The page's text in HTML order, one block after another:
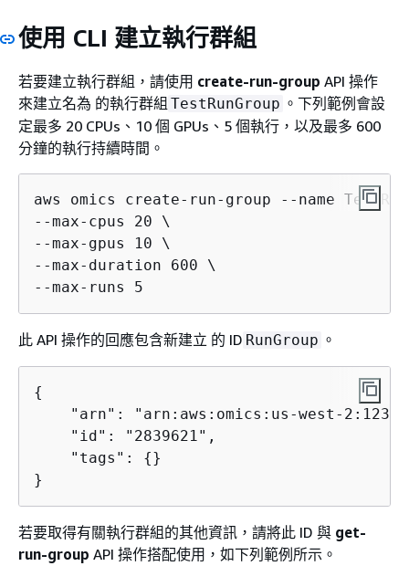
使用 CLI 建立執行群組
若要建立執行群組，請使用 create-run-group API 操作
來建立名為 的執行群組 TestRunGroup 。下列範例會設
定最多 20 CPUs、10 個 GPUs、5 個執行，以及最多 600
分鐘的執行持續時間。
aws omics create-run-group --name
--max-cpus 20 \
--max-gpus 10 \
--max-duration 600 \
--max-runs 5
此 API 操作的回應包含新建立 的 ID RunGroup 。
{
"arn": "arn:aws:omics:us-west-
    "id": "2839621",
    "tags":
{}
}
若要取得有關執行群組的其他資訊，請將此 ID 與 get-
run-group API 操作搭配使用，如下列範例所示。